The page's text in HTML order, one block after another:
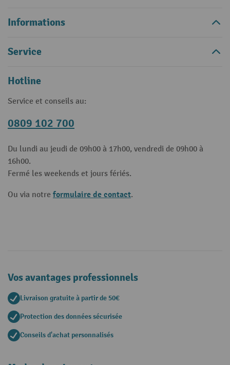
Informations
Service
Hotline
Service et conseils au:
0809 102 700
Du lundi au jeudi de 09h00 à 17h00, vendredi de 09h00 à
16h00.
Fermé les weekends et jours fériés.
Ou via notre formulaire de contact.
Vos avantages professionnels
Livraison gratuite à partir de 50€
Protection des données sécurisée
Conseils d'achat personnalisés